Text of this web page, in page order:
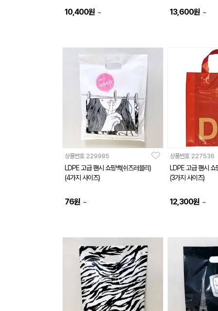
10,400원 ~ 13,600원 ~
상품번호 229985
LDPE 고급 팬시 쇼핑백(쉬즈러블리)
(4가지 사이즈)
76원 ~
상품번호 227536
LDPE 고급 팬시 쇼
(3가지 사이즈)
12,300원 ~